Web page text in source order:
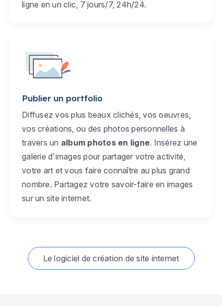
ligne en un clic, 7 jours/7, 24h/24.
Publier un portfolio
Diffusez vos plus beaux clichés, vos oeuvres,
vos créations, ou des photos personnelles à
travers un album photos en ligne. Insérez une
galerie d'images pour partager votre activité,
votre art et vous faire connaître au plus grand
nombre. Partagez votre savoir-faire en images
sur un site internet.
Le logiciel de création de site internet